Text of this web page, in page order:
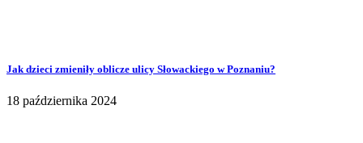
Jak dzieci zmieniły oblicze ulicy Słowackiego w Poznaniu?
18 października 2024